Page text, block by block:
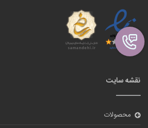
نقشه سایت
محصولات